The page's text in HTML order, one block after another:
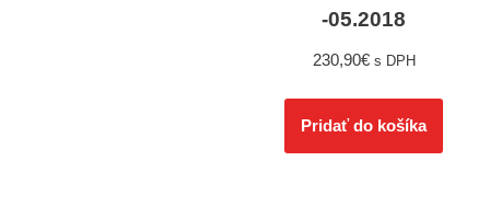
-05.2018
230,90€ s DPH
Pridať do košíka